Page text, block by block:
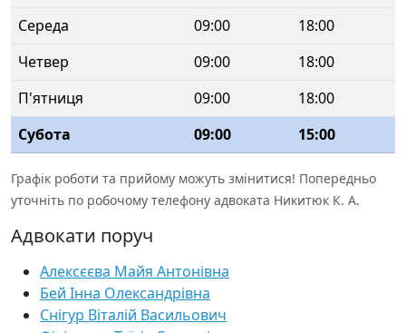
Середа
09:00
18:00
Четвер
09:00
18:00
П'ятниця
09:00
18:00
Субота
09:00 15:00
Графік роботи та прийому можуть змінитися! Попередньо
уточніть по робочому телефону адвоката Никитюк К. А.
Адвокати поруч
Алексєєва Майя Антонівна
Бей Інна Олександрівна
Снігур Віталій Васильович